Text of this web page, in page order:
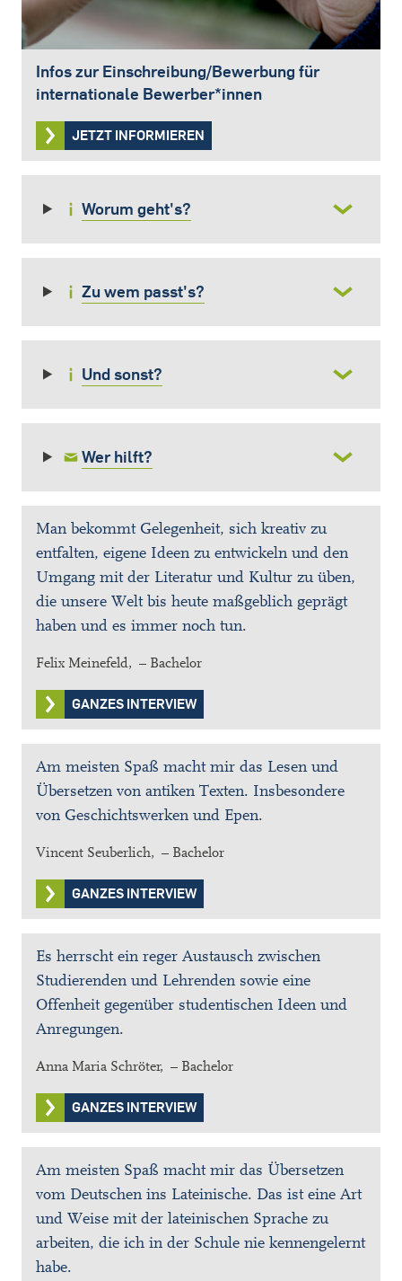
Infos zur Einschreibung/Bewerbung für
internationale Bewerber*innen
JETZT INFORMIEREN
Worum geht's?
Zu wem passt's?
Und sonst?
Wer hilft?
Man bekommt Gelegenheit, sich kreativ zu
entfalten, eigene Ideen zu entwickeln und den
Umgang mit der Literatur und Kultur zu üben,
die unsere Welt bis heute maßgeblich geprägt
haben und es immer noch tun.
Felix Meinefeld, – Bachelor
GANZES INTERVIEW
Am meisten Spaß macht mir das Lesen und
Übersetzen von antiken Texten. Insbesondere
von Geschichtswerken und Epen.
Vincent Seuberlich, – Bachelor
GANZES INTERVIEW
Es herrscht ein reger Austausch zwischen
Studierenden und Lehrenden sowie eine
Offenheit gegenüber studentischen Ideen und
Anregungen.
Anna Maria Schröter, – Bachelor
GANZES INTERVIEW
Am meisten Spaß macht mir das Übersetzen
vom Deutschen ins Lateinische. Das ist eine Art
und Weise mit der lateinischen Sprache zu
arbeiten, die ich in der Schule nie kennengelernt
habe.